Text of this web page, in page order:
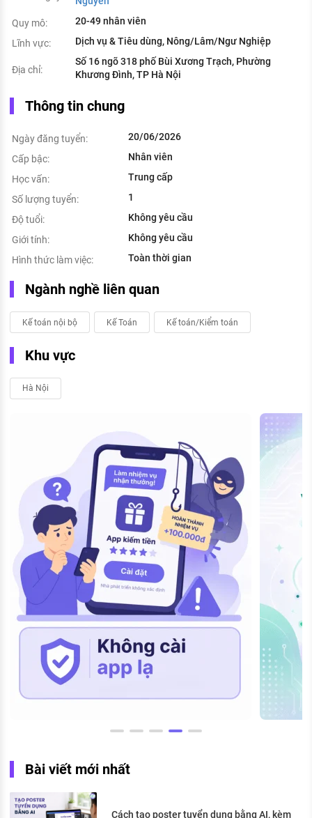
Quy mô:
20-49 nhân viên
Lĩnh vực:
Dịch vụ & Tiêu dùng, Nông/Lâm/Ngư Nghiệp
Địa chỉ:
Số 16 ngõ 318 phố Bùi Xương Trạch, Phường
Khương Đình, TP Hà Nội
Thông tin chung
Ngày đăng tuyển:
20/06/2026
Cấp bậc:
Nhân viên
Học vấn:
Trung cấp
Số lượng tuyển:
1
Độ tuổi:
Không yêu cầu
Giới tính:
Không yêu cầu
Hình thức làm việc:
Toàn thời gian
Ngành nghề liên quan
Kế toán nội bộ Kế Toán Kế toán/Kiểm toán
Khu vực
Hà Nội
Bài viết mới nhất
Cách tạo poster tuyển dụng bằng AI, kèm